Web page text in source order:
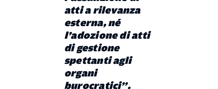
atti a rilevanza
esterna, né
l’adozione di atti
di gestione
spettanti agli
organi
burocratici”.